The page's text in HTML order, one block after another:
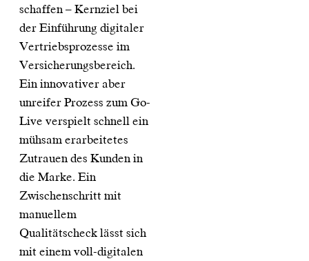
schaffen – Kernziel bei
der Einführung digitaler
Vertriebsprozesse im
Versicherungsbereich.
Ein innovativer aber
unreifer Prozess zum Go-
Live verspielt schnell ein
mühsam erarbeitetes
Zutrauen des Kunden in
die Marke. Ein
Zwischenschritt mit
manuellem
Qualitätscheck lässt sich
mit einem voll-digitalen